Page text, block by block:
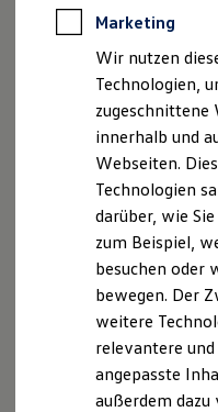
Laden
Laden
Batterie
Sicherheit
Kosten und Kauf
E-Auto-
Software und
Die ID.
ID.
Digitale
deutschen
teilweise
Bitte beachten Sie
Übersicht der aktuell
Die angegebenen
des Angebots,
zwischen den
Zusatzausstattungen
usw.) können
Rollwiderstand und
Witterungs- und
individuellen
Fahrleistungswerte
Marketing
Wir nutzen
Technologien,
zugeschnittene
innerhalb und
Webseiten.
Technologien
darüber, wie
zum Beispiel,
besuchen oder
bewegen. Der
weitere
relevantere
angepasste
außerdem